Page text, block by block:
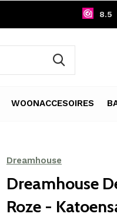
WOONACCESOIRES
8.5
Dreamhouse
Dreamhouse
Roze -